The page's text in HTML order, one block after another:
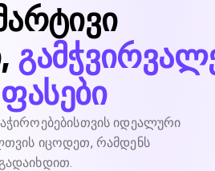
ფასები
იდეალური
იცოდეთ, რამდენს